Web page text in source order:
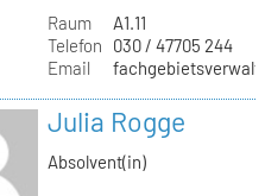
Raum
A1.11
Telefon
030 / 47705 244
Email
Julia Rogge
Absolvent(in)